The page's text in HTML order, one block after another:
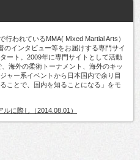
われているMMA( Mixed Martial Arts）
インタビュー等をお届けする専門サイ
ート。2009年に専門サイトとして活動
海外の柔術トーナメント、海外のキッ
ャー系イベントから日本国内で余り目
ことで、国内を知ることになる」をモ
に際し（2014.08.01）